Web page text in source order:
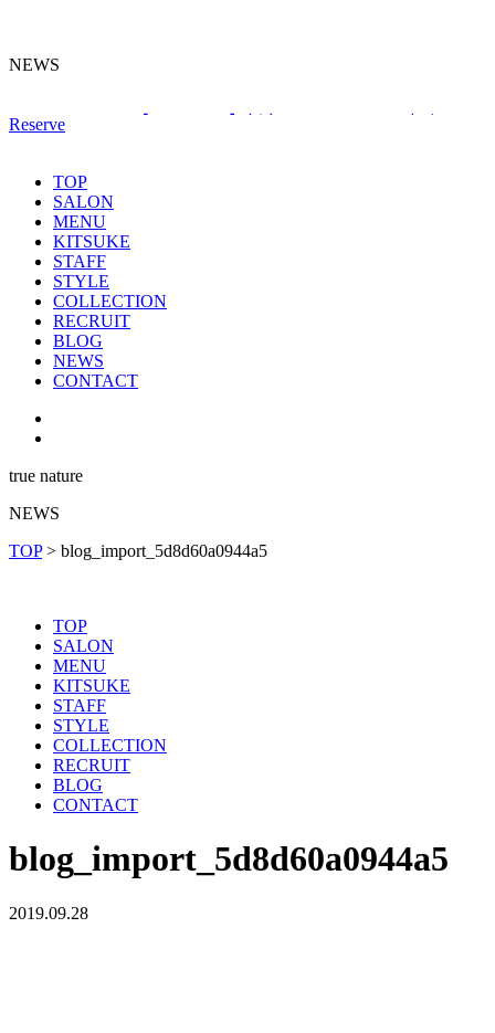
NEWS
について
スタント募集
2026.07.24
Reserve
TOP
SALON
MENU
KITSUKE
STAFF
STYLE
COLLECTION
RECRUIT
BLOG
NEWS
CONTACT
true nature
NEWS
TOP> blog_import_5d8d60a0944a5
TOP
SALON
MENU
KITSUKE
STAFF
STYLE
COLLECTION
RECRUIT
BLOG
CONTACT
blog_import_5d8d60a0944a5
2019.09.28